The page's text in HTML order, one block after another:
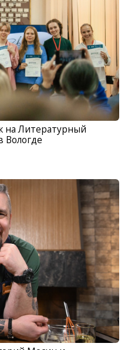
на Литературный
Вологде